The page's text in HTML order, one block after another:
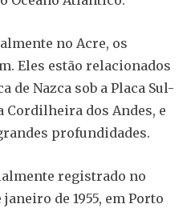
no Acre, os
Eles estão relacionados
de Nazca sob a Placa Sul-
Cordilheira dos Andes, e
profundidades.
registrado no
de 1955, em Porto